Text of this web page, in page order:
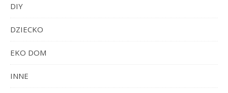
DIY
DZIECKO
EKO DOM
INNE